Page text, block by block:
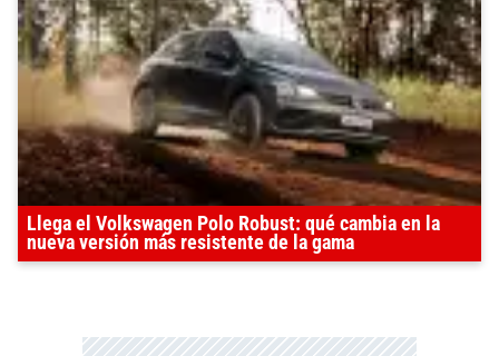
Llega el Volkswagen Polo Robust: qué cambia en la
nueva versión más resistente de la gama